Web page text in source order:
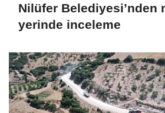
Nilüfer Belediyesi’nden
yerinde inceleme